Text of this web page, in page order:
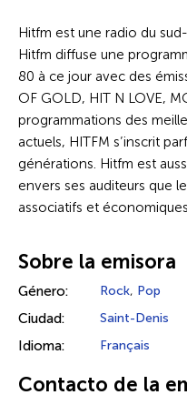
Hitfm est une radio du
Hitfm diffuse une
80 à ce jour avec des
OF GOLD, HIT N LOVE,
programmations des
actuels, HITFM s’inscrit
générations. Hitfm est
envers ses auditeurs que
associatifs et
Sobre la emisora
Género: Rock, Pop
Ciudad: Saint-Denis
Idioma: Français
Contacto de la